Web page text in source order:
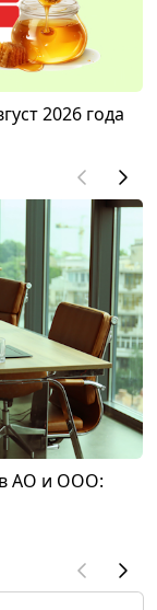
2026 года
АО и ООО: